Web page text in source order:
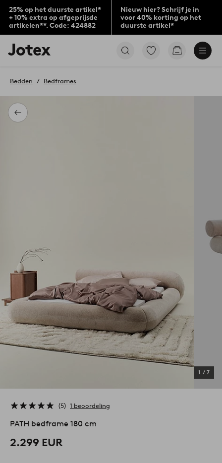
25% op het duurste artikel*
+ 10% extra op afgeprijsde
artikelen**. Code: 424882
Nieuw hier? Schrijf je in
voor 40% korting op het
duurste artikel*
Jotex
logo
to
home
page
Ga
Go
Terug
Bedden Bedframes
1 / 7
5 1 beoordeling
PATH bedframe 180 cm
2.299 EUR